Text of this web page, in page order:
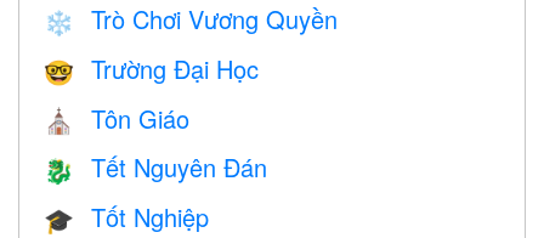
❄️ Trò Chơi Vương Quyền
🤓 Trường Đại Học
⛪️ Tôn Giáo
🐉 Tết Nguyên Đán
🎓 Tốt Nghiệp